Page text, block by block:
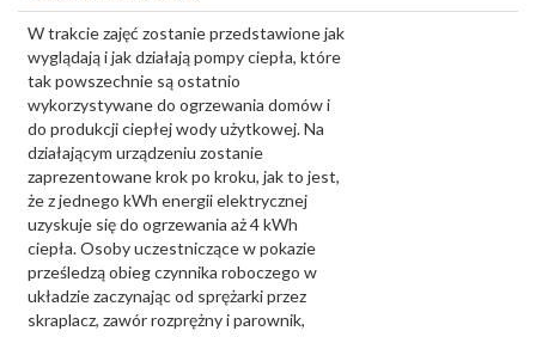
W trakcie zajęć zostanie przedstawione jak
wyglądają i jak działają pompy ciepła, które
tak powszechnie są ostatnio
wykorzystywane do ogrzewania domów i
do produkcji ciepłej wody użytkowej. Na
działającym urządzeniu zostanie
zaprezentowane krok po kroku, jak to jest,
że z jednego kWh energii elektrycznej
uzyskuje się do ogrzewania aż 4 kWh
ciepła. Osoby uczestniczące w pokazie
prześledzą obieg czynnika roboczego w
układzie zaczynając od sprężarki przez
skraplacz, zawór rozprężny i parownik,